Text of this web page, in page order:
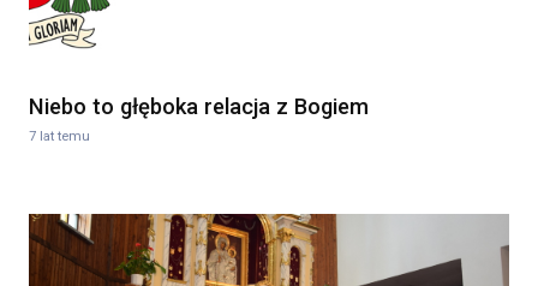
Niebo to głęboka relacja z Bogiem
7 lat temu